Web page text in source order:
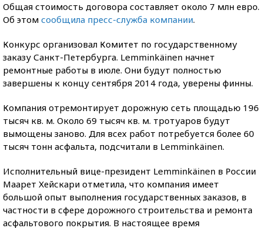
Общая стоимость договора составляет около 7 млн евро.
Об этом сообщила пресс-служба компании.
Конкурс организовал Комитет по государственному
заказу Санкт-Петербурга. Lemminkäinen начнет
ремонтные работы в июле. Они будут полностью
завершены к концу сентября 2014 года, уверены финны.
Компания отремонтирует дорожную сеть площадью 196
тысяч кв. м. Около 69 тысяч кв. м. тротуаров будут
вымощены заново. Для всех работ потребуется более 60
тысяч тонн асфальта, подсчитали в Lemminkäinen.
Исполнительный вице-президент Lemminkäinen в России
Маарет Хейскари отметила, что компания имеет
большой опыт выполнения государственных заказов, в
частности в сфере дорожного строительства и ремонта
асфальтового покрытия. В настоящее время